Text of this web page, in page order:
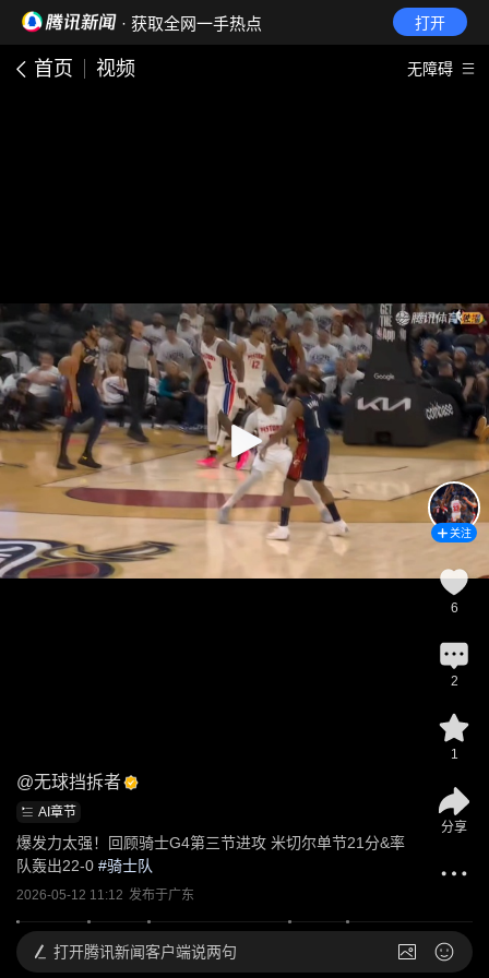
· 获取全网一手热点 打开
首页 视频 无障碍
@无球挡拆者
AI章节
爆发力太强！回顾骑士G4第三节进攻 米切尔单节21分&率
队轰出22-0 #骑士队
2026-05-12 11:12 发布于广东
关注
6
2
1
分享
打开腾讯新闻客户端说两句